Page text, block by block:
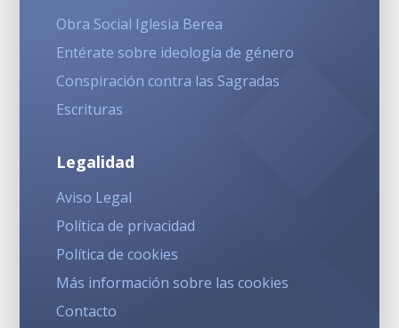
Obra Social Iglesia Berea
Entérate sobre ideología de género
Conspiración contra las Sagradas
Escrituras
Legalidad
Aviso Legal
Política de privacidad
Política de cookies
Más información sobre las cookies
Contacto